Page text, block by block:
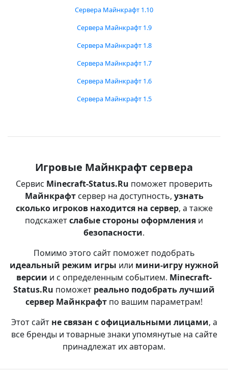
Сервера Майнкрафт 1.10
Сервера Майнкрафт 1.9
Сервера Майнкрафт 1.8
Сервера Майнкрафт 1.7
Сервера Майнкрафт 1.6
Сервера Майнкрафт 1.5
Игровые Майнкрафт сервера
Сервис Minecraft-Status.Ru поможет проверить
Майнкрафтсервер на доступность, узнать
сколько игроков находится на сервер, а также
подскажетслабые стороны оформления и
безопасности.
Помимо этого сайт поможет подобрать
идеальный режим игры или мини-игру нужной
версии и с определенным событием. Minecraft-
Status.Ru поможет реально подобрать лучший
сервер Майнкрафт по вашим параметрам!
Этот сайт не связан с официальными лицами, а
все бренды и товарные знаки упомянутые на сайте
принадлежат их авторам.